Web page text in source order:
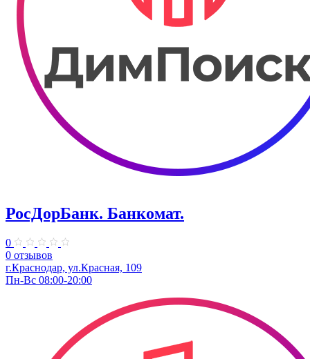
РосДорБанк. ​Банкомат.
0
0 отзывов
г.Краснодар, ул.Красная, 109
Пн-Вс 08:00-20:00